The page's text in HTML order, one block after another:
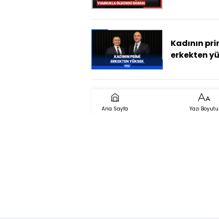
yumrukla
Kadının
erkekten
Sigorta
Ana Sayfa Yazı Boyutu